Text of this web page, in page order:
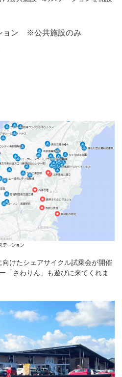
ョン ※公共施設のみ
向けたシェアサイクル試乗会が開催
「さわりん」も遊びに来てくれま